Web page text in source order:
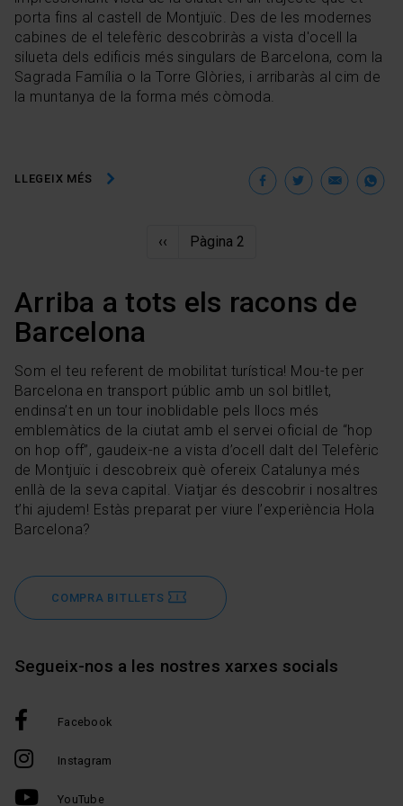
pots començar a navegar-hi. Només pots consultar la
nostra
Política de cookies
En qualsevol moment de la navegació en aquest web,
pots modificar la teva selecció de cookies anant a l’opció
“Gestor de cookies”, que trobaràs al menú de la part
porta fins al castell de Montjuïc. Des de les modernes
cabines de el telefèric descobriràs a vista d'ocell la
silueta dels edificis més singulars de Barcelona, com la
Sagrada Família o la Torre Glòries, i arribaràs al cim de
la muntanya de la forma més còmoda.
LLEGEIX MÉS Facebook
Twitter
Paginació
Pàgina
‹‹ Pàgina 2
Arriba a tots els racons de
Barcelona
Som el teu referent de mobilitat turística! Mou-te per
Barcelona en transport públic amb un sol bitllet,
endinsa’t en un tour inoblidable pels llocs més
emblemàtics de la ciutat amb el servei oficial de “hop
on hop off”, gaudeix-ne a vista d’ocell dalt del Telefèric
de Montjuïc i descobreix què ofereix Catalunya més
enllà de la seva capital. Viatjar és descobrir i nosaltres
t’hi ajudem! Estàs preparat per viure l’experiència Hola
Barcelona?
COMPRA BITLLETS
Segueix-nos a les nostres xarxes socials
Facebook
Instagram
YouTube